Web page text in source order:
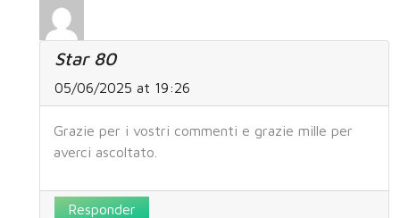
Star 80
05/06/2025 at 19:26
Grazie per i vostri commenti e grazie mille per
averci ascoltato.
Responder